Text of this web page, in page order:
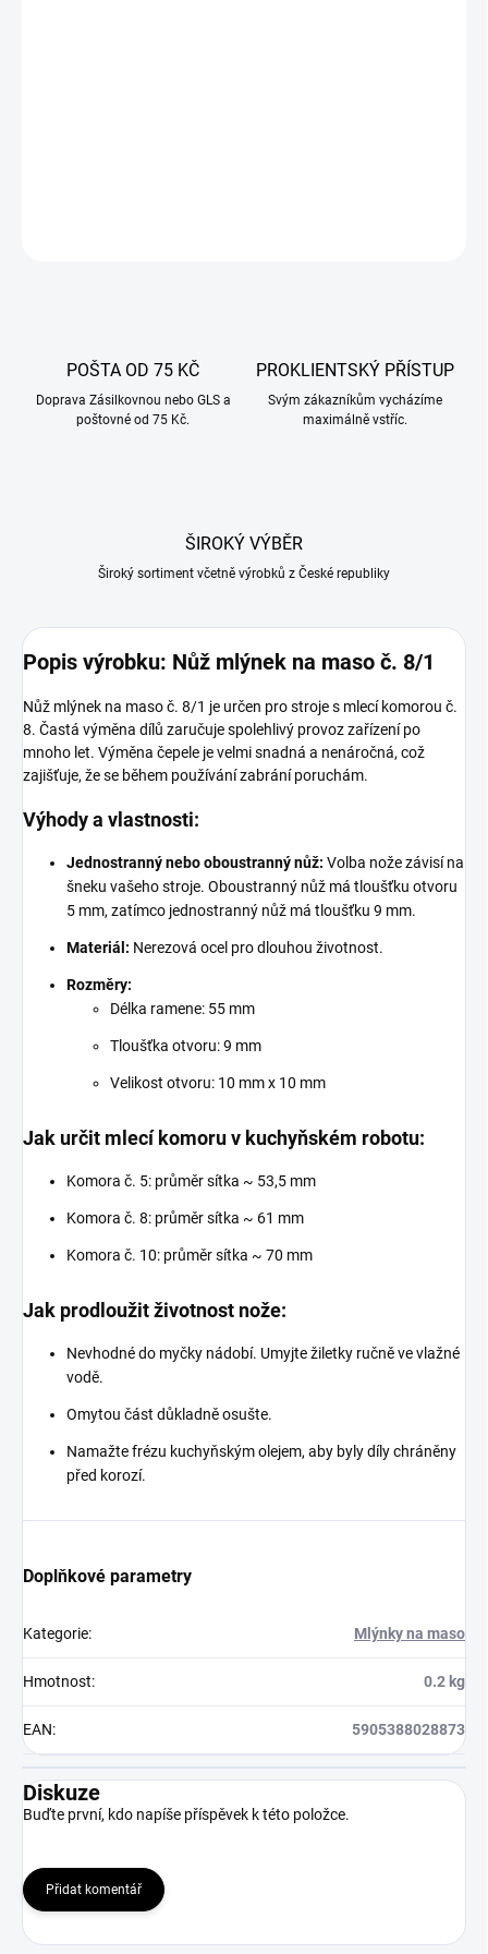
POŠTA OD 75 KČ
Doprava Zásilkovnou nebo GLS a
poštovné od 75 Kč.
PROKLIENTSKÝ PŘÍSTUP
Svým zákazníkům vycházíme
maximálně vstříc.
ŠIROKÝ VÝBĚR
Široký sortiment včetně výrobků z České republiky
Popis výrobku: Nůž mlýnek na maso č. 8/1
Nůž mlýnek na maso č. 8/1 je určen pro stroje s mlecí komorou č.
8. Častá výměna dílů zaručuje spolehlivý provoz zařízení po
mnoho let. Výměna čepele je velmi snadná a nenáročná, což
zajišťuje, že se během používání zabrání poruchám.
Výhody a vlastnosti:
Jednostranný nebo oboustranný nůž: Volba nože závisí na
šneku vašeho stroje. Oboustranný nůž má tloušťku otvoru
5 mm, zatímco jednostranný nůž má tloušťku 9 mm.
Materiál: Nerezová ocel pro dlouhou životnost.
Rozměry:
Délka ramene: 55 mm
Tloušťka otvoru: 9 mm
Velikost otvoru: 10 mm x 10 mm
Jak určit mlecí komoru v kuchyňském robotu:
Komora č. 5: průměr sítka ~ 53,5 mm
Komora č. 8: průměr sítka ~ 61 mm
Komora č. 10: průměr sítka ~ 70 mm
Jak prodloužit životnost nože:
Nevhodné do myčky nádobí. Umyjte žiletky ručně ve vlažné
vodě.
Omytou část důkladně osušte.
Namažte frézu kuchyňským olejem, aby byly díly chráněny
před korozí.
Doplňkové parametry
Kategorie: Mlýnky na maso
Hmotnost: 0.2 kg
EAN: 5905388028873
Diskuze
Buďte první, kdo napíše příspěvek k této položce.
Přidat komentář